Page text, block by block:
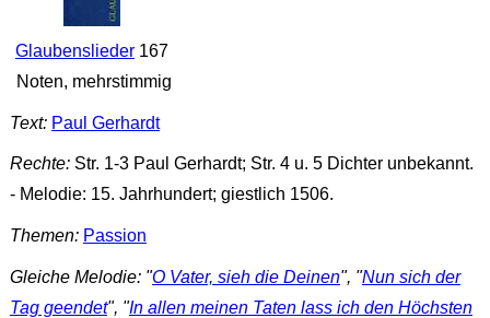
Glaubenslieder167
Noten, mehrstimmig
Text: Paul Gerhardt
Rechte:Str. 1-3 Paul Gerhardt; Str. 4 u. 5 Dichter unbekannt.
- Melodie: 15. Jahrhundert; giestlich 1506.
Themen: Passion
Gleiche Melodie: "O Vater, sieh die Deinen", "Nun sich der
Tag geendet", "In allen meinen Taten lass ich den Höchsten